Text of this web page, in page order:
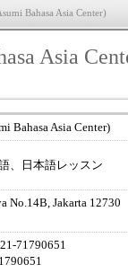
Bahasa Asia Center)
Asia
Bahasa Asia Center)
、日本語レッスン
No.14B, Jakarta 12730
71790651